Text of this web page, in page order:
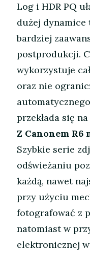
Log i HDR PQ
dużej dynamice
bardziej
postprodukcji.
wykorzystuje
oraz nie
przekłada się
Z Canonem R6
Szybkie serie
odświeżaniu
każdą, nawet
przy użyciu
fotografować z
natomiast w
elektronicznej